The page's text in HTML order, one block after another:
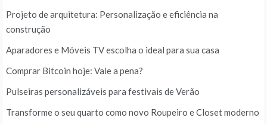
Projeto de arquitetura: Personalização e eficiência na
construção
Aparadores e Móveis TV escolha o ideal para sua casa
Comprar Bitcoin hoje: Vale a pena?
Pulseiras personalizáveis para festivais de Verão
Transforme o seu quarto como novo Roupeiro e Closet moderno